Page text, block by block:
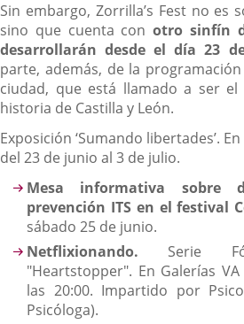
Sin embargo, Zorrilla’s Fest no es
sino que cuenta conotro sinfín
desarrollarán desde el día 23
parte, además, de la
ciudad, que está llamado a ser
historia de Castilla y León.
Exposición ‘Sumando libertades’.
del 23 de junio al 3 de julio.
Mesa informativa
sobre
prevención ITS en el festival
sábado 25 de junio.
Netflixionando. Serie
"Heartstopper". En Galerías
las 20:00. Impartido por
Psicóloga).